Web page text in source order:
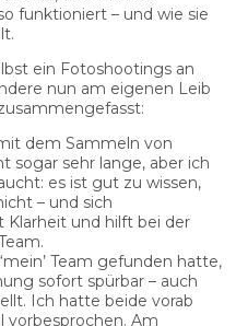
funktioniert – und wie sie
ein Fotoshootings an
nun am eigenen Leib
dem Sammeln von
sogar sehr lange, aber ich
es ist gut zu wissen,
– und sich
Klarheit und hilft bei der
Team gefunden hatte,
sofort spürbar – auch
Ich hatte beide vorab
vorbesprochen. Am